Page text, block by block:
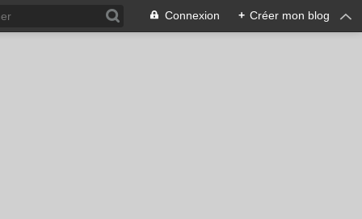
Connexion + Créer mon blog